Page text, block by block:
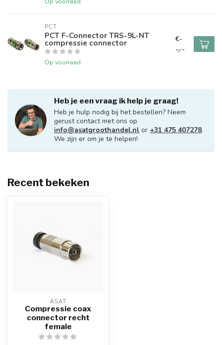
PCT
PCT F-Connector TRS-9L-NT
compressie connector
Op voorraad
€-
-,--
Heb je een vraag ik help je graag!
Heb je hulp nodig bij het bestellen? Neem
gerust contact met ons op
info@asatgroothandel.nl or +31 475 407278.
We zijn er om je te helpen!
Recent bekeken
ASAT
Compressie coax
connector recht
female